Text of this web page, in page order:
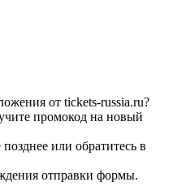
от tickets-russia.ru?
промокод на новый
или обратитесь в
отправки формы.